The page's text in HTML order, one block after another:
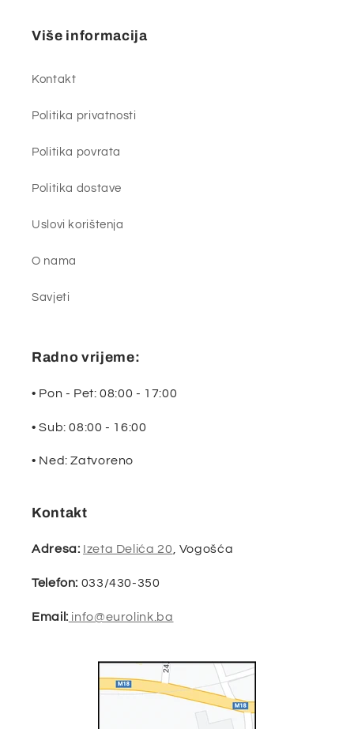
Više informacija
Kontakt
Politika privatnosti
Politika povrata
Politika dostave
Uslovi korištenja
O nama
Savjeti
Radno vrijeme:
• Pon - Pet: 08:00 - 17:00
• Sub: 08:00 - 16:00
• Ned: Zatvoreno
Kontakt
Adresa: Izeta Delića 20, Vogošća
Telefon: 033/430-350
Email: info@eurolink.ba